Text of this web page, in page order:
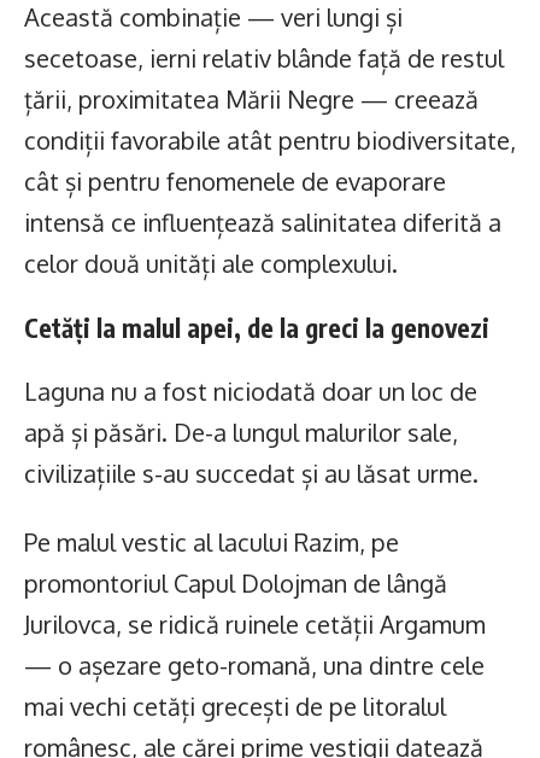
Această combinație — veri lungi și
secetoase, ierni relativ blânde față de restul
țării, proximitatea Mării Negre — creează
condiții favorabile atât pentru biodiversitate,
cât și pentru fenomenele de evaporare
intensă ce influențează salinitatea diferită a
celor două unități ale complexului.
Cetăți la malul apei, de la greci la genovezi
Laguna nu a fost niciodată doar un loc de
apă și păsări. De-a lungul malurilor sale,
civilizațiile s-au succedat și au lăsat urme.
Pe malul vestic al lacului Razim, pe
promontoriul Capul Dolojman de lângă
Jurilovca, se ridică ruinele cetății Argamum
— o așezare geto-romană, una dintre cele
mai vechi cetăți grecești de pe litoralul
românesc, ale cărei prime vestigii datează